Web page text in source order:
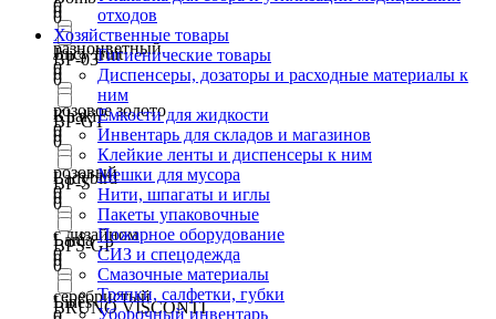
0
разноцветный
0
розовое золото
0
розовый
0
с дизайном
0
серебристый
0
Juicy fruit
0
Khaki
0
Ladybird
0
Lama
0
Lines
0
BP-03
0
BP-GT
0
BP-S
0
BPS-GP
0
BRUNO VISCONTI
отходов
Хозяйственные товары
Гигиенические товары
Диспенсеры, дозаторы и расходные материалы к
ним
Емкости для жидкости
Инвентарь для складов и магазинов
Клейкие ленты и диспенсеры к ним
Мешки для мусора
Нити, шпагаты и иглы
Пакеты упаковочные
Пожарное оборудование
СИЗ и спецодежда
Смазочные материалы
Тряпки, салфетки, губки
Уборочный инвентарь